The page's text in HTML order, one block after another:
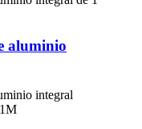
aluminio